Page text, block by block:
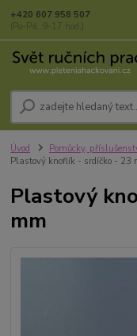
+420 607 958 507
(Po-Pá, 9-17 hod.)
Úvod Pomůcky,
Plastový knoflík - srdíčko - 23
Plastový
mm